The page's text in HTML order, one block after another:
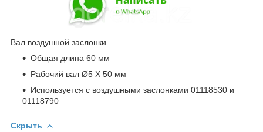
Вал воздушной заслонки
Общая длина 60 мм
Рабочий вал Ø5 X 50 мм
Используется с воздушными заслонками 01118530 и
01118790
Скрыть